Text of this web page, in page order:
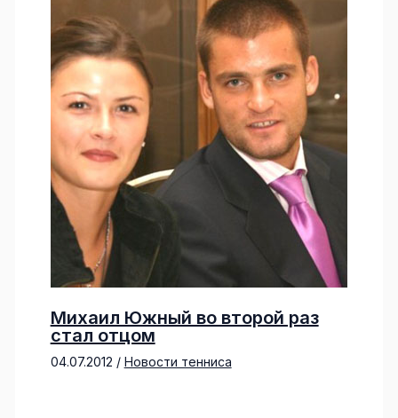
Михаил Южный во второй раз
стал отцом
04.07.2012 / Новости тенниса